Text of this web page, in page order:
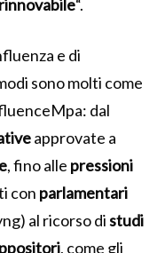
rinnovabile“.
e di
sono molti come
dal
approvate a
, fino alle pressioni
con parlamentari
al ricorso distudi
, come gli